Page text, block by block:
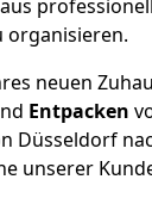
organisieren.
neuen
Entpacken
Düsseldorf
unserer